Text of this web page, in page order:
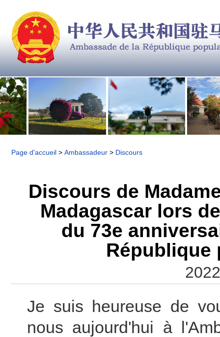
Page d'accueil > Ambassadeur > Discours
Discours de
Madagascar lors
du 73e
République
Je suis heureuse de
nous aujourd'hui à